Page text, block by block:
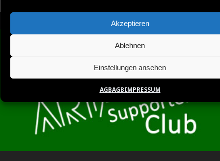
Akzeptieren
Ablehnen
Einstellungen ansehen
AGBAGBIMPRESSUM